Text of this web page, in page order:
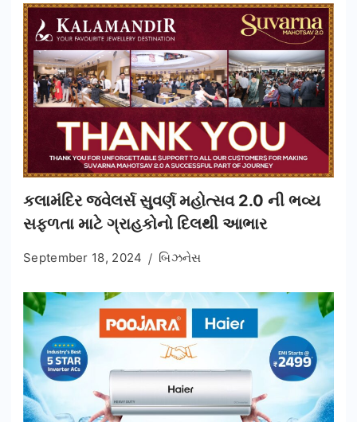
કલામંદિર જ્વેલર્સ સુવર્ણ મહોત્સવ 2.0 ની ભવ્ય
સફળતા માટે ગ્રાહકોનો દિલથી આભાર
September 18, 2024 બિઝનેસ